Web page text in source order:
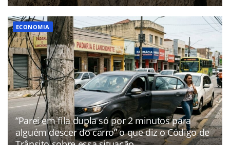
ECONOMIA
“Parei em fila dupla só por 2 minutos para
alguém descer do carro” o que diz o Código de